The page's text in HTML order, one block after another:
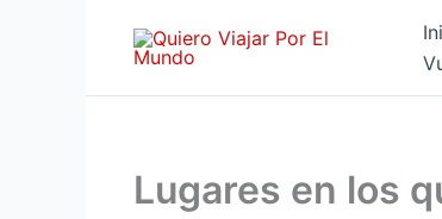
Lugares en los